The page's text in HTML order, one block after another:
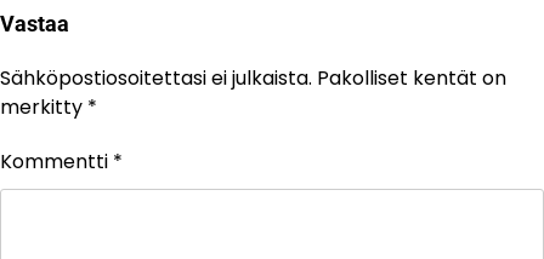
Vastaa
Sähköpostiosoitettasi ei julkaista. Pakolliset kentät on
merkitty *
Kommentti *